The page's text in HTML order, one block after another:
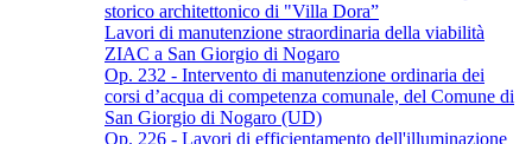
storico architettonico di "Villa Dora”
Lavori di manutenzione straordinaria della viabilità
ZIAC a San Giorgio di Nogaro
Op. 232 - Intervento di manutenzione ordinaria dei
corsi d’acqua di competenza comunale, del Comune di
San Giorgio di Nogaro (UD)
Op. 226 - Lavori di efficientamento dell'illuminazione